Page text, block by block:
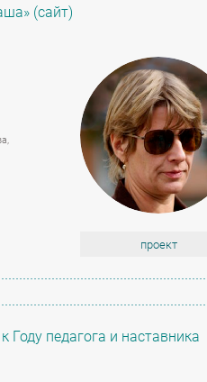
(сайт)
проект
педагога и наставника